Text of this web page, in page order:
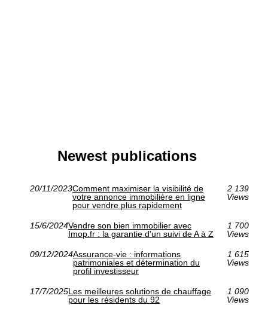
Newest publications
20/11/2023Comment maximiser la visibilité de
votre annonce immobilière en ligne
pour vendre plus rapidement
2 139
Views
15/6/2024Vendre son bien immobilier avec
Imop.fr : la garantie d'un suivi de A à Z
1 700
Views
09/12/2024Assurance-vie : informations
patrimoniales et détermination du
profil investisseur
1 615
Views
17/7/2025Les meilleures solutions de chauffage
pour les résidents du 92
1 090
Views